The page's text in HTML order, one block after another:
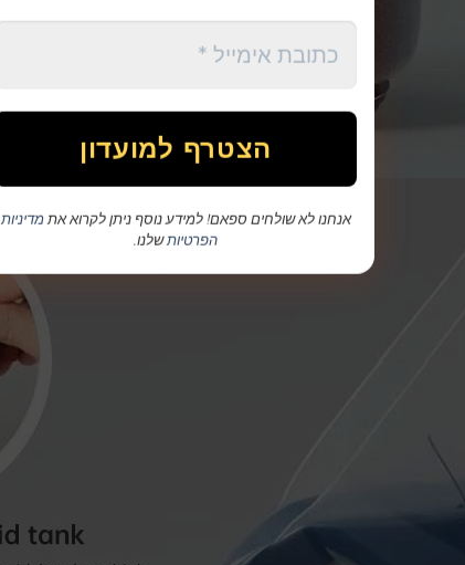
אנחנו לא שולחים ספאם! למידע נוסף ניתן לקרוא אתמדיניות
הפרטיותשלנו.